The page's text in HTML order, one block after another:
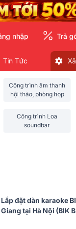
nhập Trả
Tin Tức
Công trình âm thanh
hội thảo, phòng họp
Công trình Loa
soundbar
Lắp đặt dàn karaoke
Giang tại Hà Nội (BIK